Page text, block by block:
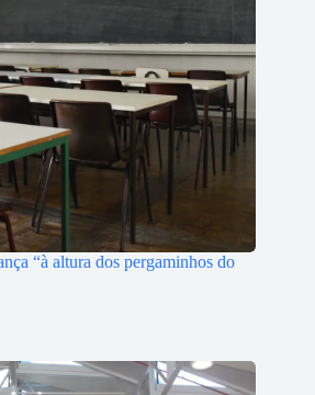
“à altura dos pergaminhos do